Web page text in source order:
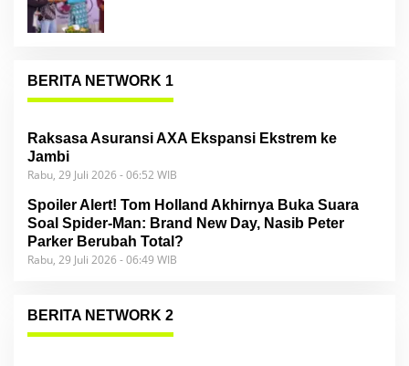
BERITA NETWORK 1
Raksasa Asuransi AXA Ekspansi Ekstrem ke
Jambi
Rabu, 29 Juli 2026 - 06:52 WIB
Spoiler Alert! Tom Holland Akhirnya Buka Suara
Soal Spider-Man: Brand New Day, Nasib Peter
Parker Berubah Total?
Rabu, 29 Juli 2026 - 06:49 WIB
BERITA NETWORK 2